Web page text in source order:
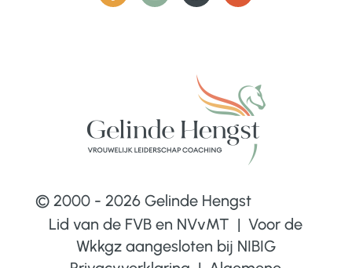
© 2000 - 2026 Gelinde Hengst
Lid van de FVB en NVvMT | Voor de
Wkkgz aangesloten bij NIBIG